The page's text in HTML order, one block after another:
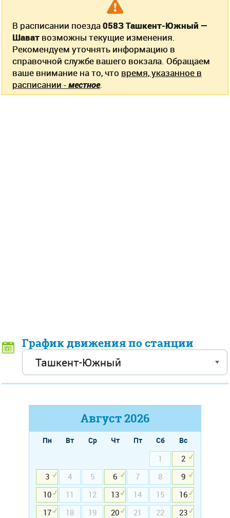
В расписании поезда058З Ташкент-Южный —
Шават возможны текущие изменения.
Рекомендуем уточнять информацию в
справочной службе вашего вокзала. Обращаем
ваше внимание на то, что время, указанное в
расписании -местное.
График движения по станции
Август2026
Пн Вт Ср Чт Пт Сб
Вс
1
2
3
4 5 6 7 8
9
10
11 12 13 14 15
16
17
18 19 20 21 22
23